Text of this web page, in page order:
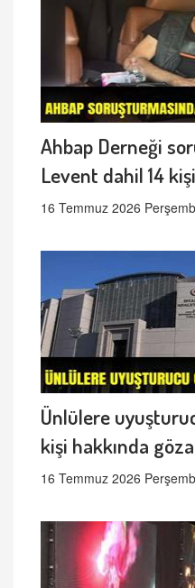
Ahbap Derneği
Levent dahil 14
16 Temmuz 2026
Ünlülere
kişi hakkında
16 Temmuz 2026